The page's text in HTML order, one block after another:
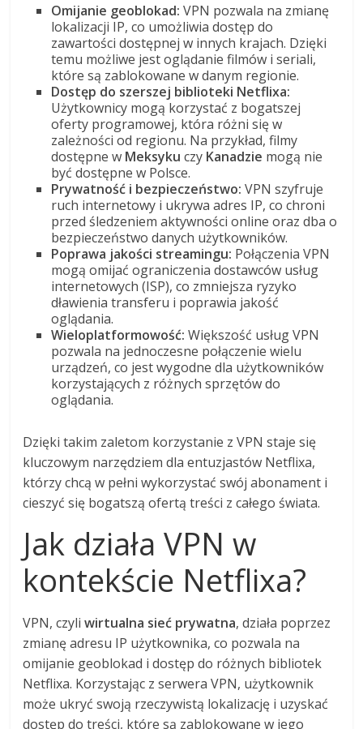
Omijanie geoblokad: VPN pozwala na zmianę
lokalizacji IP, co umożliwia dostęp do
zawartości dostępnej w innych krajach. Dzięki
temu możliwe jest oglądanie filmów i seriali,
które są zablokowane w danym regionie.
Dostęp do szerszej biblioteki Netflixa:
Użytkownicy mogą korzystać z bogatszej
oferty programowej, która różni się w
zależności od regionu. Na przykład, filmy
dostępne w Meksyku czy Kanadzie mogą nie
być dostępne w Polsce.
Prywatność i bezpieczeństwo: VPN szyfruje
ruch internetowy i ukrywa adres IP, co chroni
przed śledzeniem aktywności online oraz dba o
bezpieczeństwo danych użytkowników.
Poprawa jakości streamingu: Połączenia VPN
mogą omijać ograniczenia dostawców usług
internetowych (ISP), co zmniejsza ryzyko
dławienia transferu i poprawia jakość
oglądania.
Wieloplatformowość: Większość usług VPN
pozwala na jednoczesne połączenie wielu
urządzeń, co jest wygodne dla użytkowników
korzystających z różnych sprzętów do
oglądania.
Dzięki takim zaletom korzystanie z VPN staje się
kluczowym narzędziem dla entuzjastów Netflixa,
którzy chcą w pełni wykorzystać swój abonament i
cieszyć się bogatszą ofertą treści z całego świata.
Jak działa VPN w
kontekście Netflixa?
VPN, czyliwirtualna sieć prywatna, działa poprzez
zmianę adresu IP użytkownika, co pozwala na
omijanie geoblokad i dostęp do różnych bibliotek
Netflixa. Korzystając z serwera VPN, użytkownik
może ukryć swoją rzeczywistą lokalizację i uzyskać
dostęp do treści, które są zablokowane w jego